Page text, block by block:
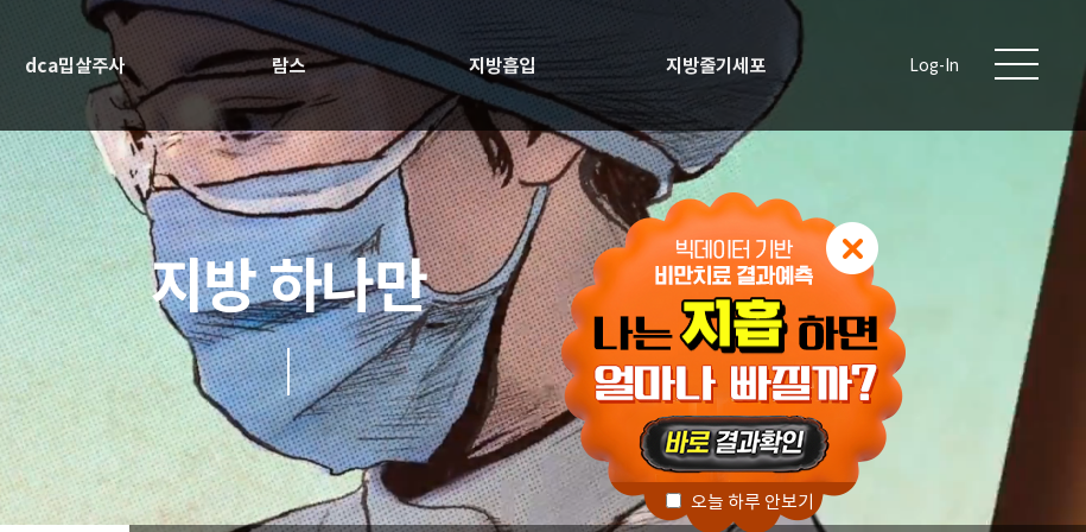
dca밉살주사 람스 지방흡입 지방줄기세포 Log-In
지방 하나만
오늘 하루 안보기